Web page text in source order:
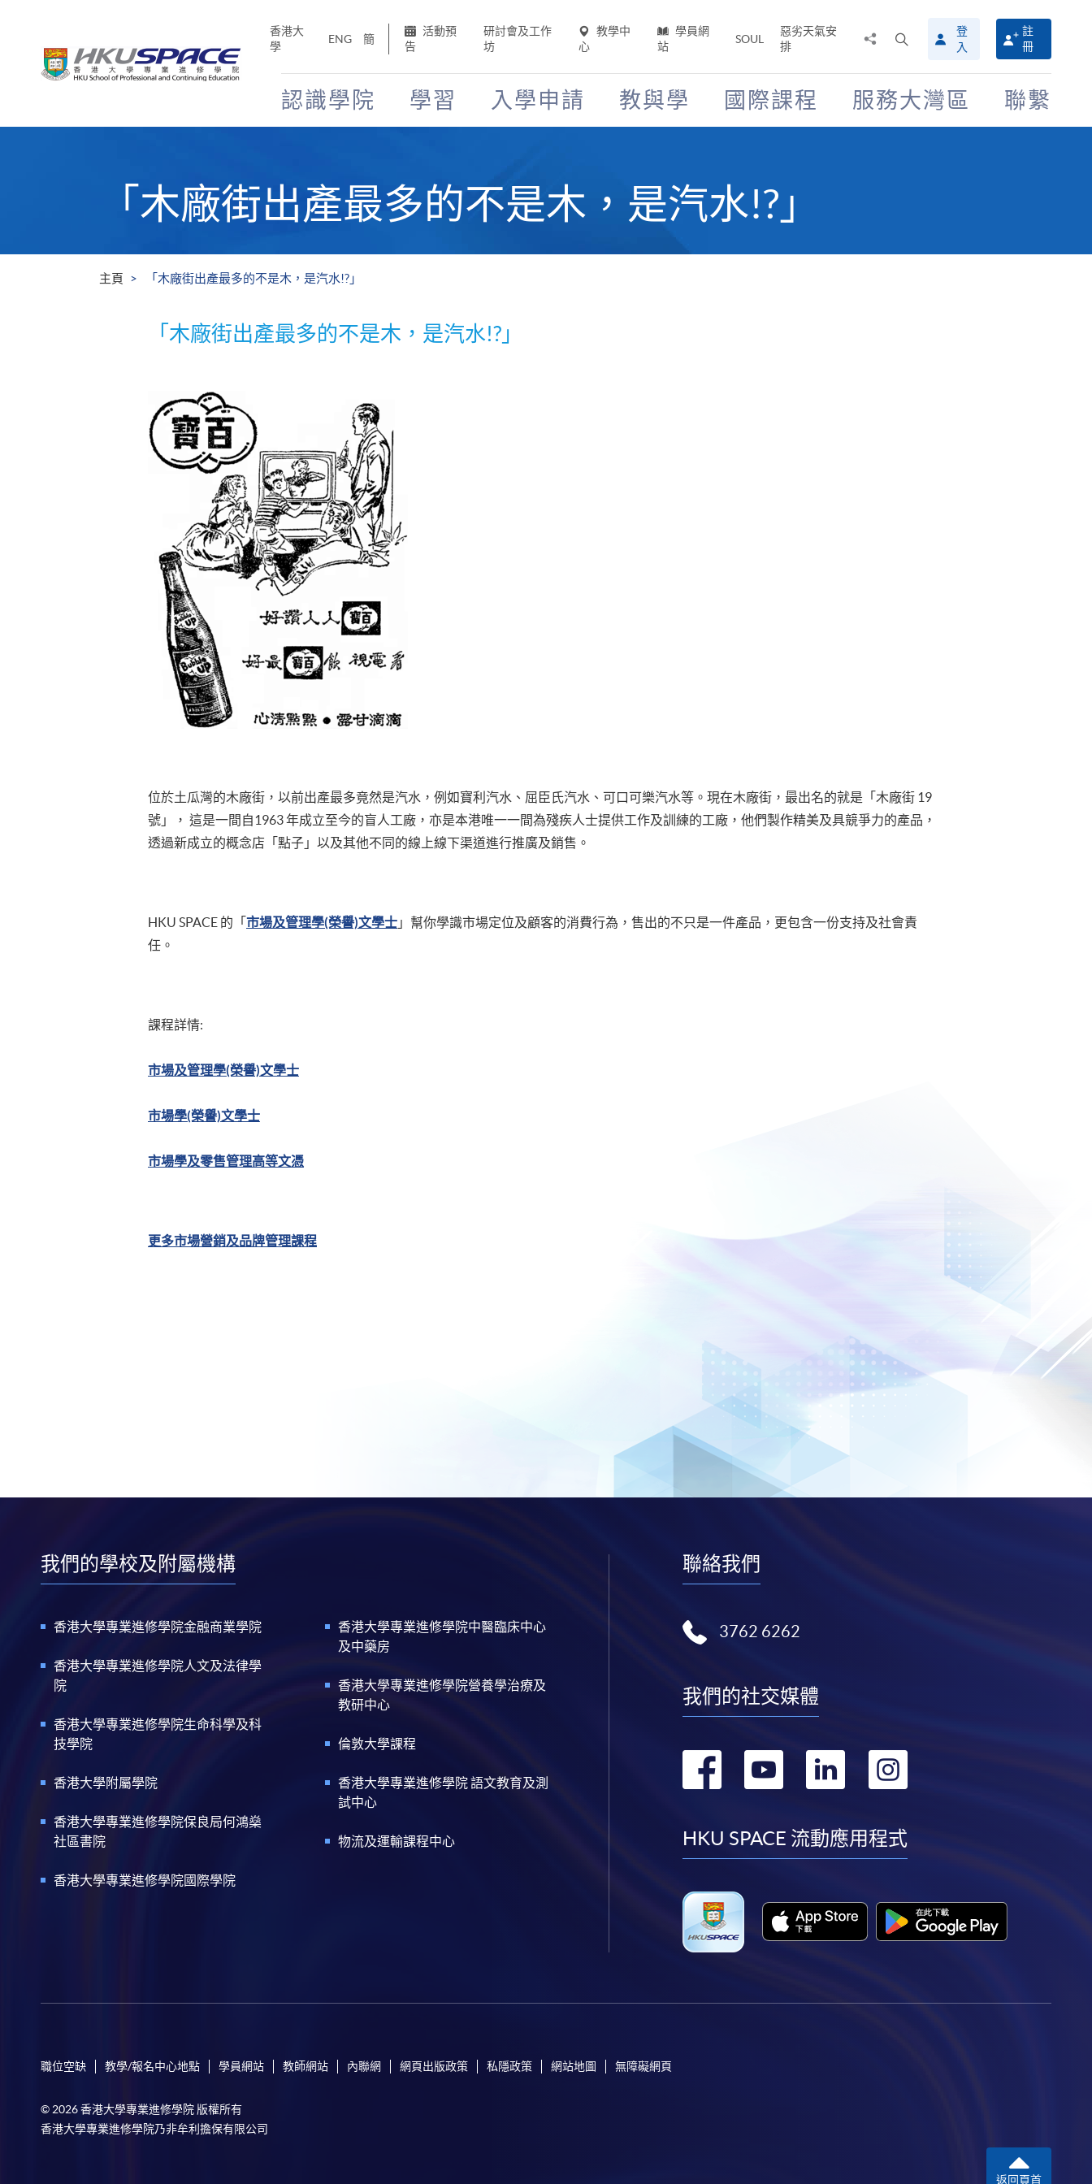
香港大
學
ENG 簡
活動預
告
研討會及工作
坊
教學中
心
學員網
站
SOUL
惡劣天氣安
排
搜
尋
介
面
登
入
註
冊
認識學院 學習 入學申請 教與學 國際課程 服務大灣區 聯繫
「木廠街出產最多的不是木，是汽水!?」
主頁 「木廠街出產最多的不是木，是汽水!?」
「木廠街出產最多的不是木，是汽水!?」
位於土瓜灣的木廠街，以前出產最多竟然是汽水，例如寶利汽水、屈臣氏汽水、可口可樂汽水等。現在木廠街，最出名的就是「木廠街 19
號」， 這是一間自1963 年成立至今的盲人工廠，亦是本港唯一一間為殘疾人士提供工作及訓練的工廠，他們製作精美及具競爭力的產品，
透過新成立的概念店「點子」以及其他不同的線上線下渠道進行推廣及銷售。
HKU SPACE 的「 市場及管理學(榮譽)文學士 」幫你學識市場定位及顧客的消費行為，售出的不只是一件產品，更包含一份支持及社會責
任。
課程詳情:
市場及管理學(榮譽)文學士
市場學(榮譽)文學士
市場學及零售管理高等文憑
更多市場營銷及品牌管理課程
我們的學校及附屬機構
香港大學專業進修學院金融商業學院
香港大學專業進修學院人文及法律學
院
香港大學專業進修學院生命科學及科
技學院
香港大學附屬學院
香港大學專業進修學院保良局何鴻燊
社區書院
香港大學專業進修學院國際學院
香港大學專業進修學院中醫臨床中心
及中藥房
香港大學專業進修學院營養學治療及
教研中心
倫敦大學課程
香港大學專業進修學院 語文教育及測
試中心
物流及運輸課程中心
聯絡我們
3762 6262
我們的社交媒體
轉
facebook
轉
youtube
轉
linkedin
轉
instagram
HKU SPACE 流動應用程式
職位空缺 教學/報名中心地點 學員網站 教師網站 內聯網 網頁出版政策 私隱政策 網站地圖 無障礙網頁
© 2026 香港大學專業進修學院 版權所有
香港大學專業進修學院乃非牟利擔保有限公司
返回頁首